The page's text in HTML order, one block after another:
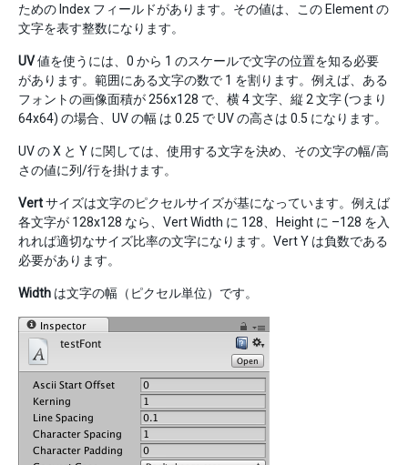
ための Index フィールドがあります。その値は、この Element の
文字を表す整数になります。
UV値を使うには、0 から 1 のスケールで文字の位置を知る必要
があります。範囲にある文字の数で 1 を割ります。例えば、ある
フォントの画像面積が 256x128 で、横 4 文字、縦 2 文字 (つまり
64x64) の場合、UV の幅 は 0.25 で UV の高さは 0.5 になります。
UV の X と Y に関しては、使用する文字を決め、その文字の幅/高
さの値に列/行を掛けます。
Vertサイズは文字のピクセルサイズが基になっています。例えば
各文字が 128x128 なら、Vert Width に 128、Height に –128 を入
れれば適切なサイズ比率の文字になります。Vert Y は負数である
必要があります。
Width は文字の幅（ピクセル単位）です。